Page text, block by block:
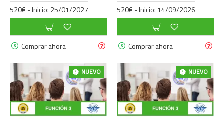
520€ - Inicio: 25/01/2027
Comprar ahora
520€ - Inicio: 14/09/2026
Comprar ahora
NUEVO NUEVO